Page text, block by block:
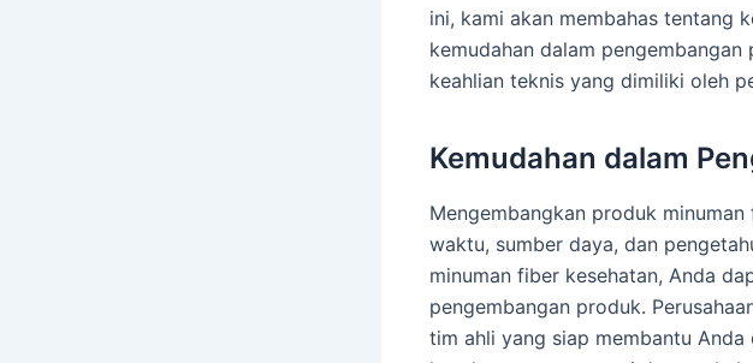
ini, kami akan membahas tentang
kemudahan dalam
keahlian teknis yang dimiliki oleh
Kemudahan dalam
Mengembangkan produk
waktu, sumber daya, dan
minuman fiber kesehatan, Anda
pengembangan produk.
tim ahli yang siap membantu